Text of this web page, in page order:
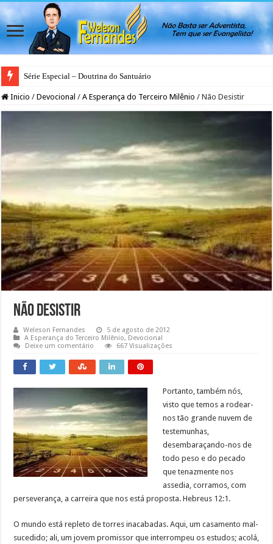
Série Especial – Doutrina do Santuário
Inicio / Devocional / A Esperança do Terceiro Milênio / Não Desistir
Não Desistir
Weleson Fernandes
5 de agosto de 2012
A Esperança do Terceiro Milênio, Devocional
Deixe um comentário
667 Visualizações
Portanto, também nós,
visto que temos a rodear-
nos tão grande nuvem de
testemunhas,
desembaraçando-nos de
todo peso e do pecado
que tenazmente nos
assedia, corramos, com
perseverança, a carreira que nos está proposta. Hebreus 12:1.
O mundo está repleto de torres inacabadas. Aqui, um casamento mal-
sucedido; ali, um jovem promissor que interrompeu os estudos; acolá,